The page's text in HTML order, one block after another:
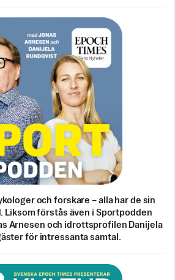
och forskare – alla har de sin
Liksom förstås även i Sportpodden
Arnesen och idrottsprofilen Danijela
för intressanta samtal.